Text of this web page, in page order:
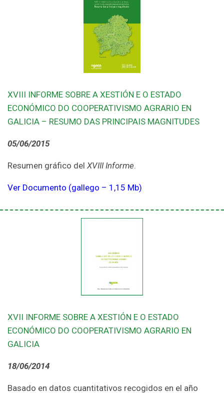
XVIII INFORME SOBRE A XESTIÓN E O ESTADO
ECONÓMICO DO COOPERATIVISMO AGRARIO EN
GALICIA – RESUMO DAS PRINCIPAIS MAGNITUDES
05/06/2015
Resumen gráfico del XVIII Informe.
Ver Documento (gallego – 1,15 Mb)
XVII INFORME SOBRE A XESTIÓN E O ESTADO
ECONÓMICO DO COOPERATIVISMO AGRARIO EN
GALICIA
18/06/2014
Basado en datos cuantitativos recogidos en el año